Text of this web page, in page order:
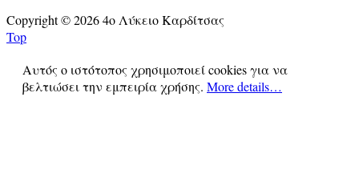
Copyright © 2026 4ο Λύκειο Καρδίτσας
Top
Αυτός ο ιστότοπος χρησιμοποιεί cookies για να
βελτιώσει την εμπειρία χρήσης. More details…